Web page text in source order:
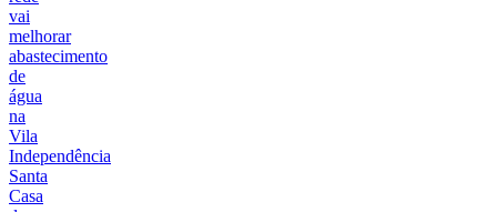
vai
melhorar
abastecimento
de
água
na
Vila
Independência
Santa
Casa